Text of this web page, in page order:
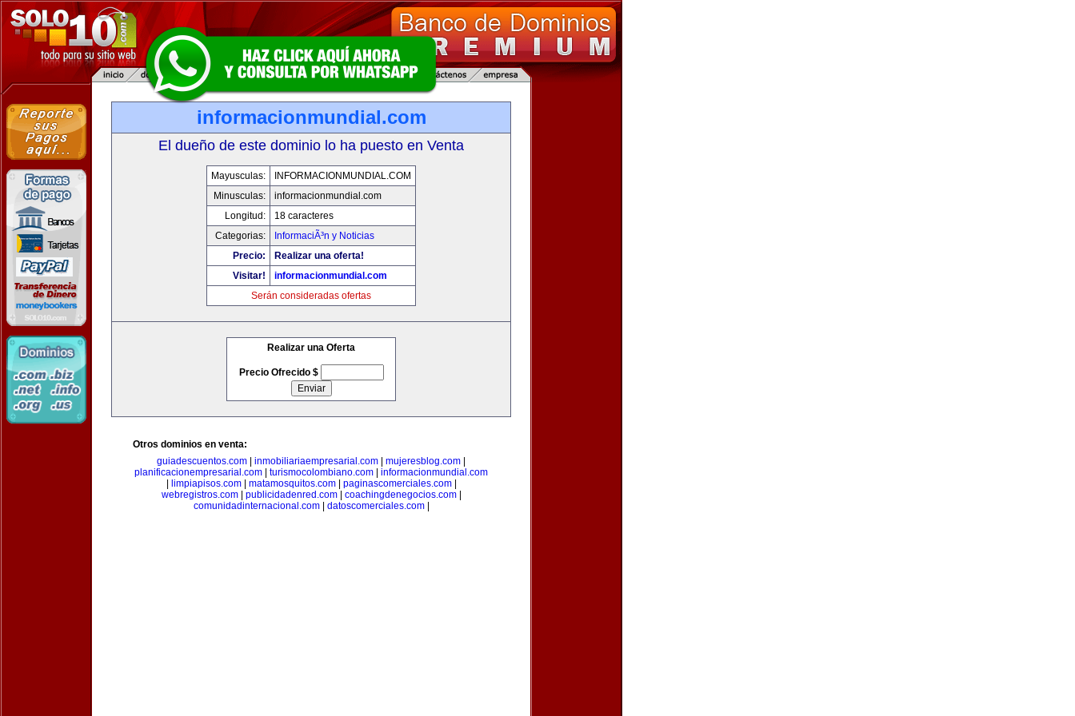
informacionmundial.com
El dueño de este dominio lo ha puesto en Venta
Mayusculas:
INFORMACIONMUNDIAL.COM
Minusculas:
informacionmundial.com
Longitud:
18 caracteres
Categorias:
InformaciÃ³n y Noticias
Precio:
Realizar una oferta!
Visitar!
informacionmundial.com
Serán consideradas ofertas
Realizar una Oferta
Precio Ofrecido $
Otros dominios en venta:
guiadescuentos.com
inmobiliariaempresarial.com mujeresblog.com
planificacionempresarial.com
turismocolombiano.com
informacionmundial.com
limpiapisos.com| matamosquitos.com| paginascomerciales.com|
webregistros.com| publicidadenred.com| coachingdenegocios.com|
comunidadinternacional.com| datoscomerciales.com|